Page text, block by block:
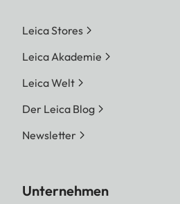
Leica Stores
Leica Akademie
Leica Welt
Der Leica Blog
Newsletter
Unternehmen